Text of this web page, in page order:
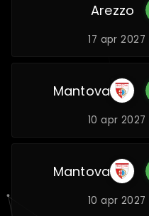
Arezzo
17 apr 2027
Mantova
10 apr 2027
Mantova
10 apr 2027